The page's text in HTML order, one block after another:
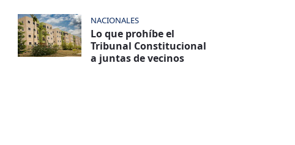
NACIONALES
Lo que prohíbe el
Tribunal Constitucional
a juntas de vecinos